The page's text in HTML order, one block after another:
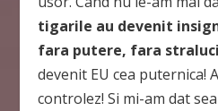
tigarile au devenit
fara putere, fara
devenit EU cea puternica!
controlez! Si mi-am dat